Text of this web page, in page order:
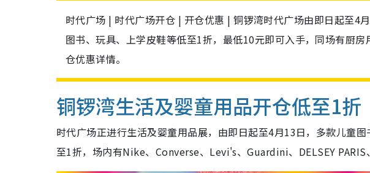
时代广场 | 时代广场开仓 | 开仓优惠 | 铜锣湾时代广场由即日起至4
图书、玩具、上学皮鞋等低至1折，最低10元即可入手，同场有厨
仓优惠详情。
铜锣湾生活及婴童用品开仓低至1折
时代广场正进行生活及婴童用品展，由即日起至4月13日，多款儿童
至1折，场内有Nike、Converse、Levi's、Guardini、DELSEY PARIS